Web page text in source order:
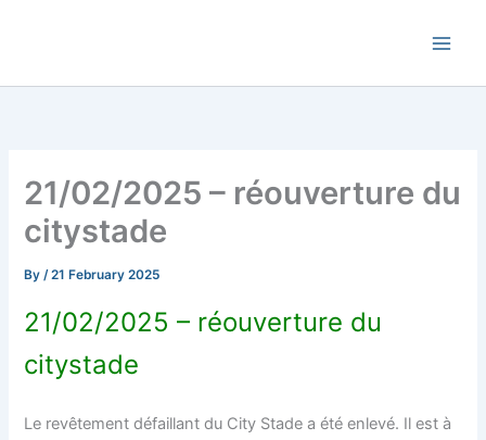
21/02/2025 – réouverture du
citystade
By/21 February 2025
21/02/2025 – réouverture du
citystade
Le revêtement défaillant du City Stade a été enlevé. Il est à